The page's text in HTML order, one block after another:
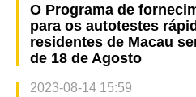
O Programa de
para os autotestes
residentes de Macau
de 18 de Agosto
2023-08-14 15:59